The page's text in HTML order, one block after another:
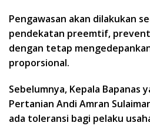
Pengawasan akan dilakukan
pendekatan preemtif,
dengan tetap
proporsional.
Sebelumnya, Kepala Bapanas
Pertanian Andi Amran
ada toleransi bagi pelaku